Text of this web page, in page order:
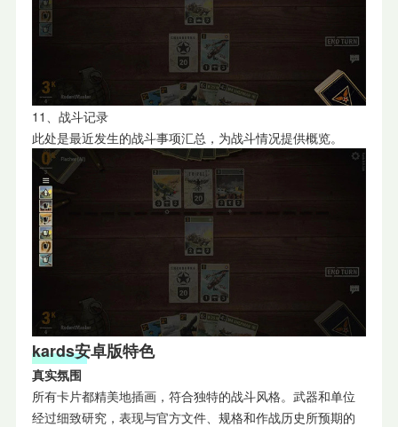
11、战斗记录
此处是最近发生的战斗事项汇总，为战斗情况提供概览。
kards安卓版特色
真实氛围
所有卡片都精美地插画，符合独特的战斗风格。武器和单位
经过细致研究，表现与官方文件、规格和作战历史所预期的